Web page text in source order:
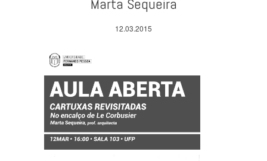
Marta Sequeira
12.03.2015